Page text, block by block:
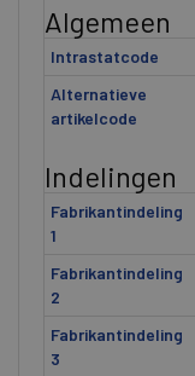
Algemeen
Intrastatcode
Alternatieve
artikelcode
Indelingen
Fabrikantindeling
1
Fabrikantindeling
2
Fabrikantindeling
3